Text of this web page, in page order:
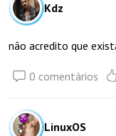
Kdz
não acredito que
0 comentários
LinuxOS